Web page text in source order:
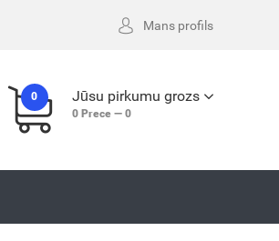
Mans profils
0 Jūsu pirkumu grozs
0 Prece — 0